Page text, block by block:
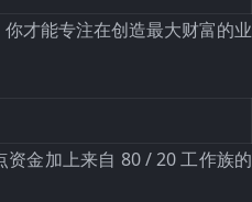
才能专注在创造最大财富的业
金加上来自 80 / 20 工作族的